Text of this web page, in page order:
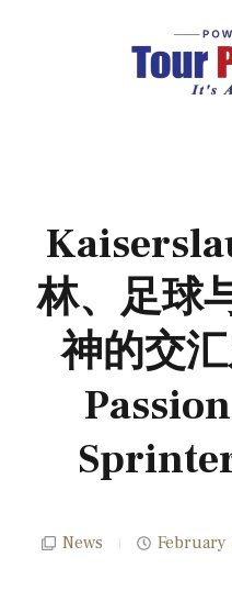
林、足球
神的交
News February